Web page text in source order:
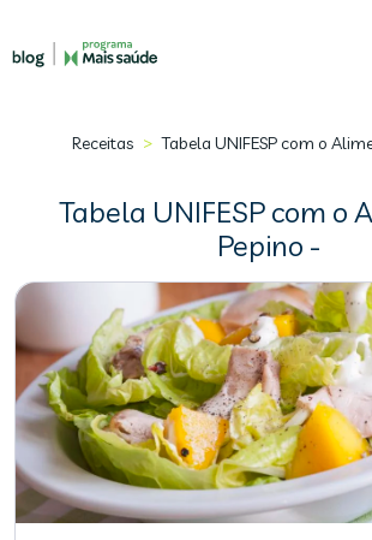
Receitas > Tabela UNIFESP com o
Tabela UNIFESP com o
Pepino -